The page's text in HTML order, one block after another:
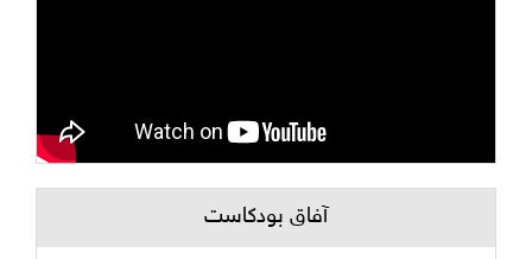
آفاق بودكاست